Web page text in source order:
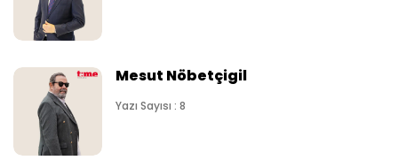
Mesut Nöbetçigil
Yazı Sayısı : 8